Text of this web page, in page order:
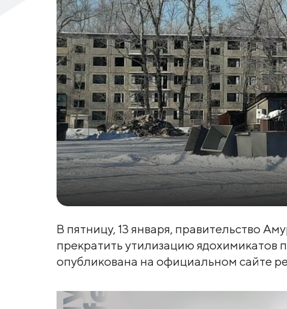
В пятницу, 13 января, правительство
прекратить утилизацию
опубликована на официальном сайте